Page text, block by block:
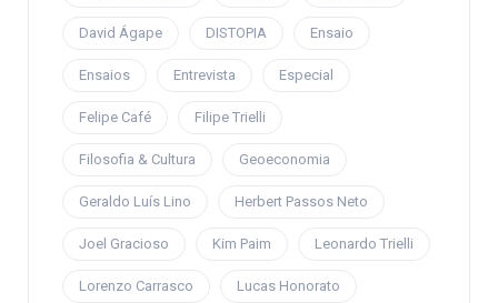
David Ágape DISTOPIA Ensaio
Ensaios Entrevista Especial
Felipe Café Filipe Trielli
Filosofia & Cultura Geoeconomia
Geraldo Luís Lino Herbert Passos Neto
Joel Gracioso Kim Paim Leonardo Trielli
Lorenzo Carrasco Lucas Honorato